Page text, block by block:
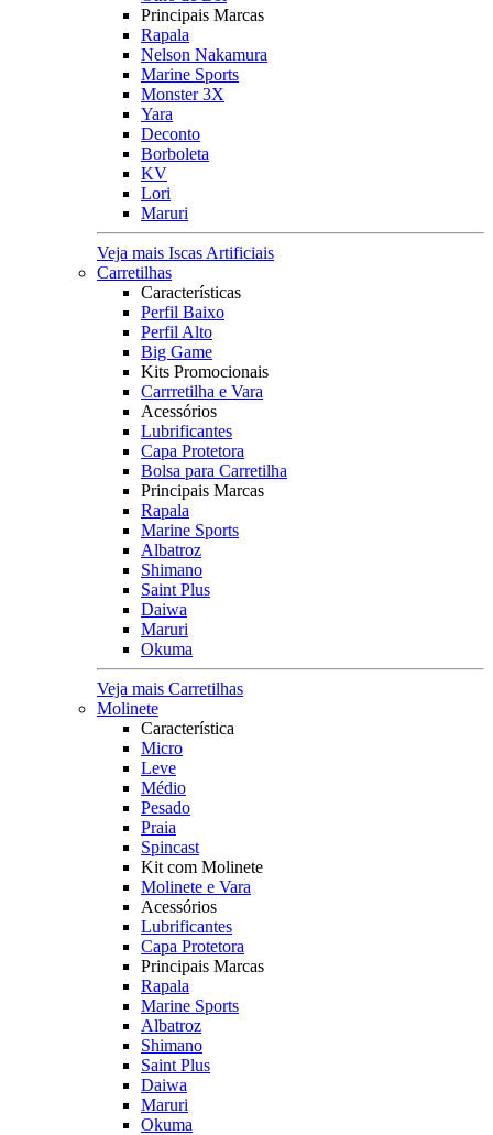
Principais Marcas
Rapala
Nelson Nakamura
Marine Sports
Monster 3X
Yara
Deconto
Borboleta
KV
Lori
Maruri
Veja mais Iscas Artificiais
Carretilhas
Características
Perfil Baixo
Perfil Alto
Big Game
Kits Promocionais
Carrretilha e Vara
Acessórios
Lubrificantes
Capa Protetora
Bolsa para Carretilha
Principais Marcas
Rapala
Marine Sports
Albatroz
Shimano
Saint Plus
Daiwa
Maruri
Okuma
Veja mais Carretilhas
Molinete
Característica
Micro
Leve
Médio
Pesado
Praia
Spincast
Kit com Molinete
Molinete e Vara
Acessórios
Lubrificantes
Capa Protetora
Principais Marcas
Rapala
Marine Sports
Albatroz
Shimano
Saint Plus
Daiwa
Maruri
Okuma